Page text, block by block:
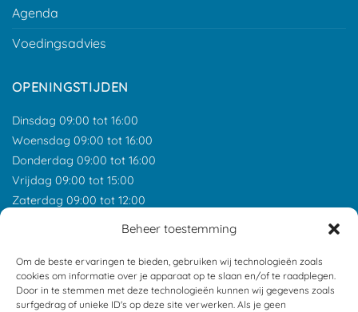
Beheer toestemming
Om de beste ervaringen te bieden, gebruiken wij technologieën zoals
cookies om informatie over je apparaat op te slaan en/of te raadplegen.
Door in te stemmen met deze technologieën kunnen wij gegevens zoals
surfgedrag of unieke ID's op deze site verwerken. Als je geen
Agenda
Voedingsadvies
OPENINGSTIJDEN
Dinsdag 09:00 tot 16:00
Woensdag 09:00 tot 16:00
Donderdag 09:00 tot 16:00
Vrijdag 09:00 tot 15:00
Zaterdag 09:00 tot 12:00
ONZE RECENSIES